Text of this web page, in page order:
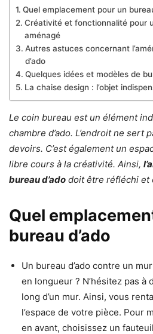
Quel emplacement pour un
Créativité et fonctionnalité pour
aménagé
Autres astuces concernant
d’ado
Quelques idées et modèles de
La chaise design : l’objet
Le coin bureau est un élément
chambre d’ado. L’endroit ne sert
devoirs. C’est également un
libre cours à la créativité. Ainsi,
bureau d’ado doit être réfléchi et
Quel
bureau d’ado
Un bureau d’ado contre un
en longueur ? N’hésitez pas
long d’un mur. Ainsi, vous
l’espace de votre pièce. Pour
en avant, choisissez un